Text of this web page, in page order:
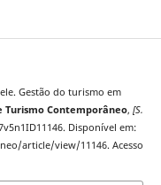
Gestão do turismo em
Turismo Contemporâneo, [S.
Disponível em:
article/view/11146. Acesso